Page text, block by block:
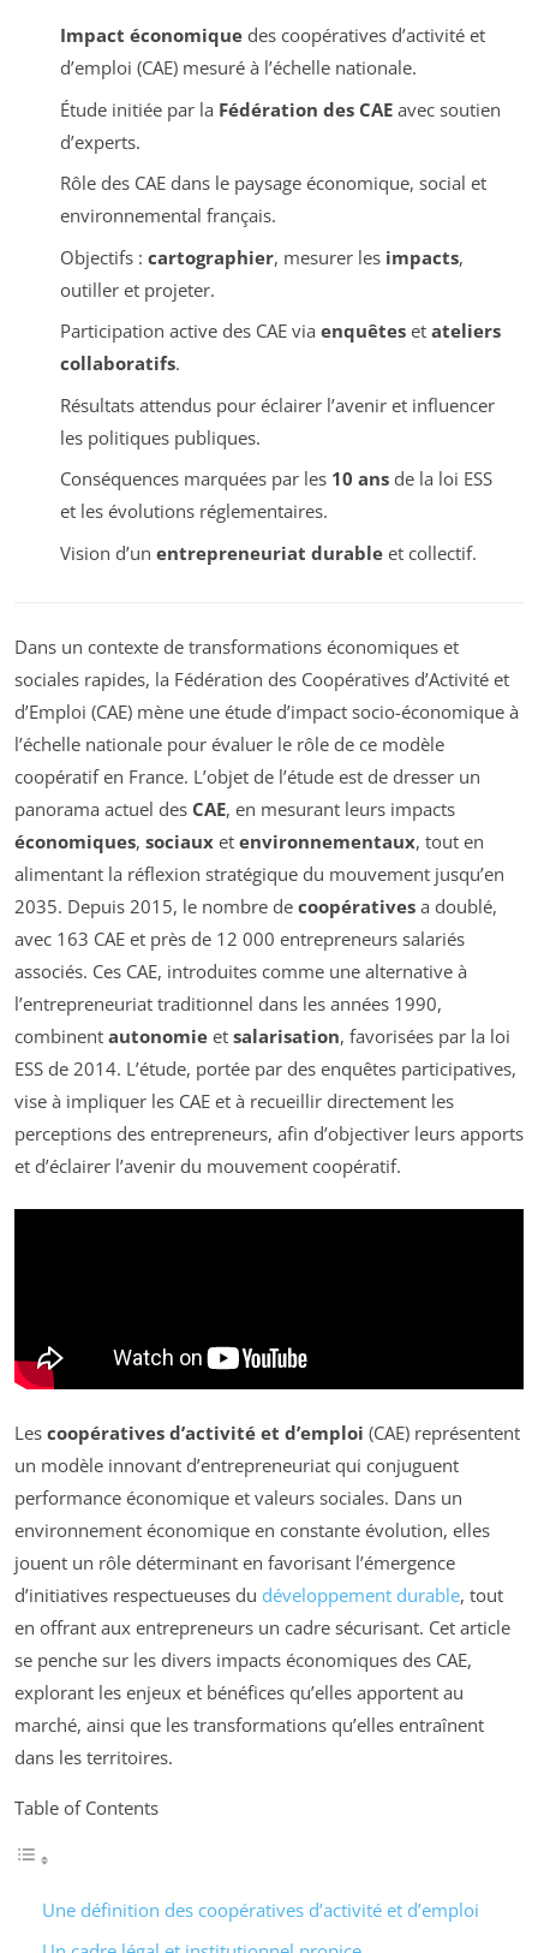
Impact économiquedes coopératives d’activité et
d’emploi (CAE) mesuré à l’échelle nationale.
Étude initiée par la Fédération des CAEavec soutien
d’experts.
Rôle des CAE dans le paysage économique, social et
environnemental français.
Objectifs : cartographier, mesurer les impacts,
outiller et projeter.
Participation active des CAE via enquêteset ateliers
collaboratifs.
Résultats attendus pour éclairer l’avenir et influencer
les politiques publiques.
Conséquences marquées par les 10 ansde la loi ESS
et les évolutions réglementaires.
Vision d’un entrepreneuriat durableet collectif.
Dans un contexte de transformations économiques et
sociales rapides, la Fédération des Coopératives d’Activité et
d’Emploi (CAE) mène une étude d’impact socio-économique à
l’échelle nationale pour évaluer le rôle de ce modèle
coopératif en France. L’objet de l’étude est de dresser un
panorama actuel des CAE, en mesurant leurs impacts
économiques, sociaux et environnementaux, tout en
alimentant la réflexion stratégique du mouvement jusqu’en
2035. Depuis 2015, le nombre de coopératives a doublé,
avec 163 CAE et près de 12 000 entrepreneurs salariés
associés. Ces CAE, introduites comme une alternative à
l’entrepreneuriat traditionnel dans les années 1990,
combinent autonomie et salarisation, favorisées par la loi
ESS de 2014. L’étude, portée par des enquêtes participatives,
vise à impliquer les CAE et à recueillir directement les
perceptions des entrepreneurs, afin d’objectiver leurs apports
et d’éclairer l’avenir du mouvement coopératif.
Les coopératives d’activité et d’emploi (CAE) représentent
un modèle innovant d’entrepreneuriat qui conjuguent
performance économique et valeurs sociales. Dans un
environnement économique en constante évolution, elles
jouent un rôle déterminant en favorisant l’émergence
d’initiatives respectueuses du développement durable, tout
en offrant aux entrepreneurs un cadre sécurisant. Cet article
se penche sur les divers impacts économiques des CAE,
explorant les enjeux et bénéfices qu’elles apportent au
marché, ainsi que les transformations qu’elles entraînent
dans les territoires.
Table of Contents
Une définition des coopératives d’activité et d’emploi